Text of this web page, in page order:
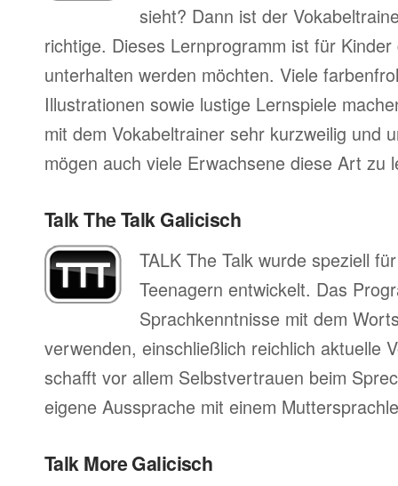
sieht? Dann ist der
richtige. Dieses Lernprogramm ist für
unterhalten werden möchten. Viele
Illustrationen sowie lustige Lernspiele
mit dem Vokabeltrainer sehr kurzweilig und
mögen auch viele Erwachsene diese Art zu
Talk The Talk Galicisch
TALK The Talk wurde speziell
Teenagern entwickelt. Das
Sprachkenntnisse mit dem
verwenden, einschließlich reichlich aktuelle
schafft vor allem Selbstvertrauen beim
eigene Aussprache mit einem
Talk More Galicisch